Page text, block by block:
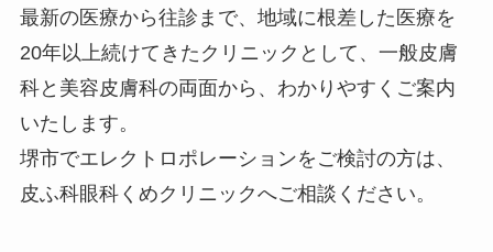
最新の医療から往診まで、地域に根差した医療を
20年以上続けてきたクリニックとして、一般皮膚
科と美容皮膚科の両面から、わかりやすくご案内
いたします。
堺市でエレクトロポレーションをご検討の方は、
皮ふ科眼科くめクリニックへご相談ください。